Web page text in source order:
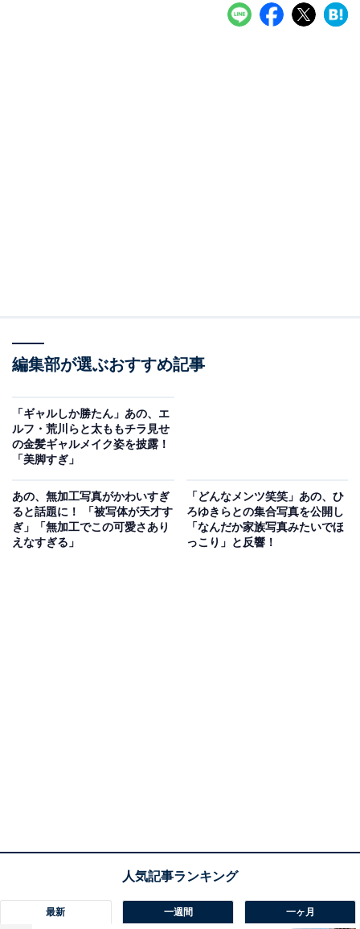
編集部が選ぶおすすめ記事
「ギャルしか勝たん」あの、エ
ルフ・荒川らと太ももチラ見せ
の金髪ギャルメイク姿を披露！
「美脚すぎ」
あの、無加工写真がかわいすぎ
ると話題に！ 「被写体が天才す
ぎ」「無加工でこの可愛さあり
えなすぎる」
「どんなメンツ笑笑」あの、ひ
ろゆきらとの集合写真を公開し
「なんだか家族写真みたいでほ
っこり」と反響！
最新 一週間 一ヶ月